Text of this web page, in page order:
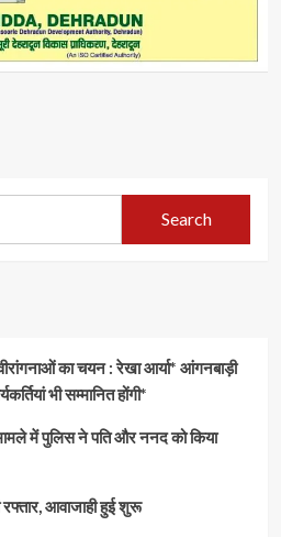
Search
का चयन : रेखा आर्या* आंगनबाड़ी
भी सम्मानित होंगी*
में पुलिस ने पति और ननद को किया
आवाजाही हुई शुरू